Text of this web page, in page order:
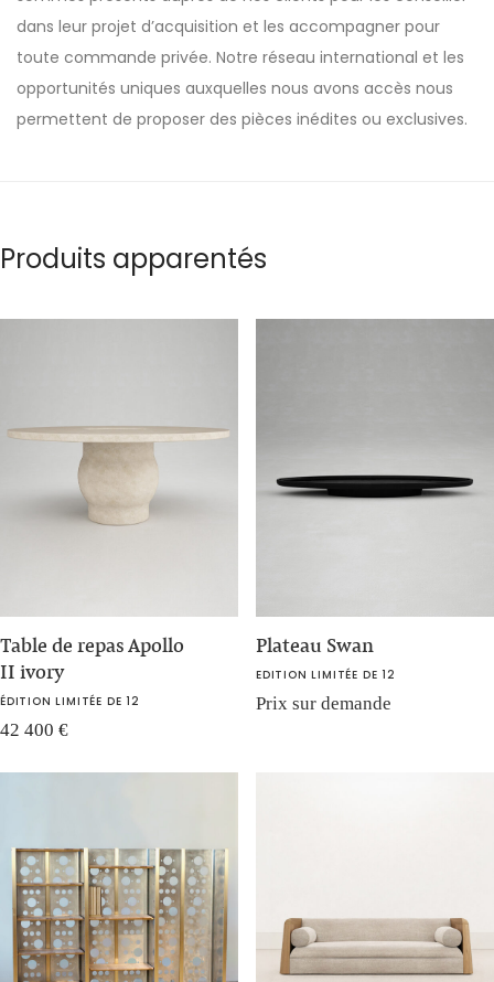
dans leur projet d’acquisition et les accompagner pour
toute commande privée. Notre réseau international et les
opportunités uniques auxquelles nous avons accès nous
permettent de proposer des pièces inédites ou exclusives.
Produits apparentés
Table de repas Apollo
II ivory
ÉDITION LIMITÉE DE 12
42 400 €
Plateau Swan
EDITION LIMITÉE DE 12
Prix sur demande